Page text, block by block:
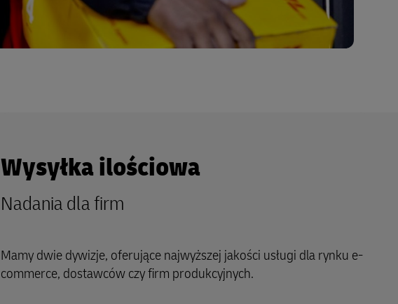
Wysyłka ilościowa
Nadania dla firm
Mamy dwie dywizje, oferujące najwyższej jakości usługi dla rynku e-
commerce, dostawców czy firm produkcyjnych.